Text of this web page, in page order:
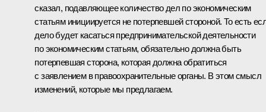
сказал, подавляющее количество дел по экономическим
статьям инициируется не потерпевшей стороной. То есть
дело будет касаться предпринимательской деятельности
по экономическим статьям, обязательно должна быть
потерпевшая сторона, которая должна обратиться
с заявлением в правоохранительные органы. В этом смысл
изменений, которые мы предлагаем.